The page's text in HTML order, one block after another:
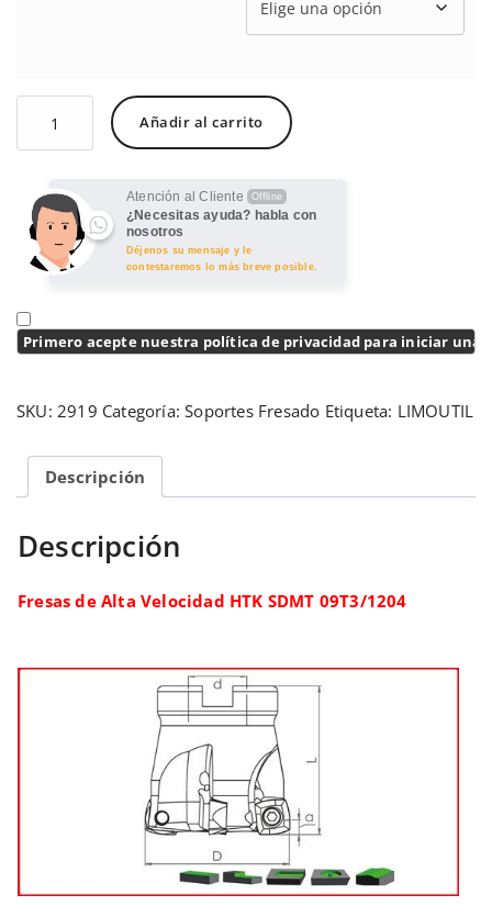
Añadir al carrito
Atención al Cliente Offline
¿Necesitas ayuda? habla con
nosotros
Déjenos su mensaje y le
contestaremos lo más breve posible.
Primero acepte nuestra política de privacidad para iniciar una
SKU: 2919 Categoría:Soportes Fresado Etiqueta: LIMOUTIL
Descripción
Descripción
Fresas de Alta Velocidad HTK SDMT 09T3/1204